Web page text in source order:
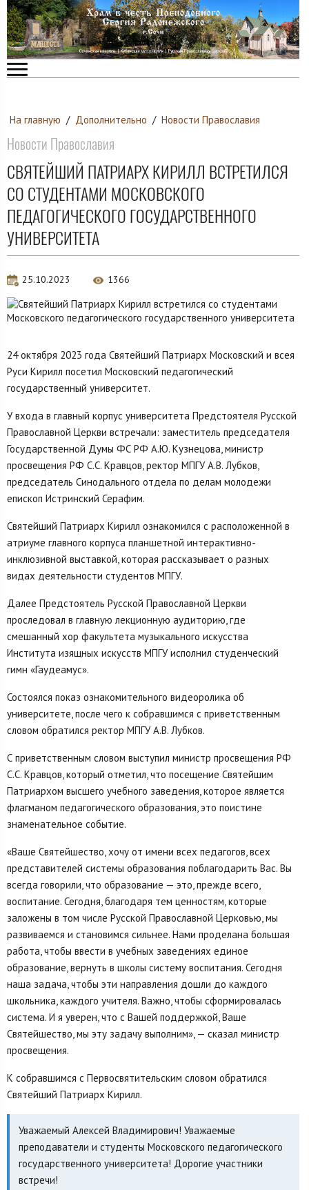
На главную / Дополнительно / Новости Православия
Новости Православия
СВЯТЕЙШИЙ ПАТРИАРХ КИРИЛЛ ВСТРЕТИЛСЯ
СО СТУДЕНТАМИ МОСКОВСКОГО
ПЕДАГОГИЧЕСКОГО ГОСУДАРСТВЕННОГО
УНИВЕРСИТЕТА
25.10.2023 1366
24 октября 2023 года Святейший Патриарх Московский и всея
Руси Кирилл посетил Московский педагогический
государственный университет.
У входа в главный корпус университета Предстоятеля Русской
Православной Церкви встречали: заместитель председателя
Государственной Думы ФС РФ А.Ю. Кузнецова, министр
просвещения РФ С.С. Кравцов, ректор МПГУ А.В. Лубков,
председатель Синодального отдела по делам молодежи
епископ Истринский Серафим.
Святейший Патриарх Кирилл ознакомился с расположенной в
атриуме главного корпуса планшетной интерактивно-
инклюзивной выставкой, которая рассказывает о разных
видах деятельности студентов МПГУ.
Далее Предстоятель Русской Православной Церкви
проследовал в главную лекционную аудиторию, где
смешанный хор факультета музыкального искусства
Института изящных искусств МПГУ исполнил студенческий
гимн «Гаудеамус».
Состоялся показ ознакомительного видеоролика об
университете, после чего к собравшимся с приветственным
словом обратился ректор МПГУ А.В. Лубков.
С приветственным словом выступил министр просвещения РФ
С.С. Кравцов, который отметил, что посещение Святейшим
Патриархом высшего учебного заведения, которое является
флагманом педагогического образования, это поистине
знаменательное событие.
«Ваше Святейшество, хочу от имени всех педагогов, всех
представителей системы образования поблагодарить Вас. Вы
всегда говорили, что образование — это, прежде всего,
воспитание. Сегодня, благодаря тем ценностям, которые
заложены в том числе Русской Православной Церковью, мы
развиваемся и становимся сильнее. Нами проделана большая
работа, чтобы ввести в учебных заведениях единое
образование, вернуть в школы систему воспитания. Сегодня
наша задача, чтобы эти направления дошли до каждого
школьника, каждого учителя. Важно, чтобы сформировалась
система. И я уверен, что с Вашей поддержкой, Ваше
Святейшество, мы эту задачу выполним», — сказал министр
просвещения.
К собравшимся с Первосвятительским словом обратился
Святейший Патриарх Кирилл.
Уважаемый Алексей Владимирович! Уважаемые
преподаватели и студенты Московского педагогического
государственного университета! Дорогие участники
встречи!